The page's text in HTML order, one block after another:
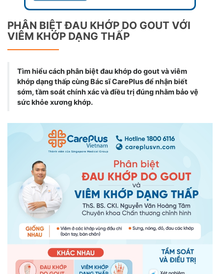
PHÂN BIỆT ĐAU KHỚP DO GOUT VỚI
VIÊM KHỚP DẠNG THẤP
Tìm hiểu cách phân biệt đau khớp do gout và viêm
khớp dạng thấp cùng Bác sĩ CarePlus để nhận biết
sớm, tầm soát chính xác và điều trị đúng nhằm bảo vệ
sức khỏe xương khớp.